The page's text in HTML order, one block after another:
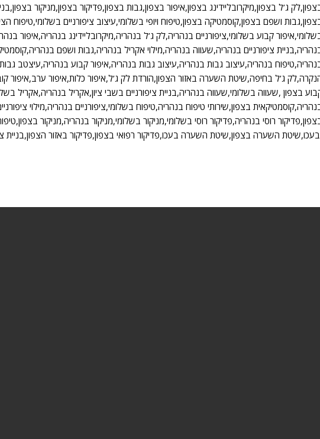
ג’ל בצפון,מיקרובליידינג בצפון,איפור בצפון,גבות בצפון,פדיקור בצפון,מניקור
ושפם בצפון,קוסמטיקה בצפון,טיפוח ויופי בשלומי,עיצוב ציפורניים בשלומי,טיפוח
קבוע בשלומי,ציפורניים בנהריה,לק ג’ל בנהריה,מיקרובליידינג בנהריה,איפור
ציפורניים בנהריה,שעווה בנהריה,מילוי אקריל בנהריה,גבות ושפם
בנהריה,עיצוב גבות בנהריה,עיצוב גבות בנהריה,איפור קבוע בנהריה,עיצטב
ג’ל בחיפה,שיטת השערה באזור הצפון,הורדת לק ג’ל,איפור כלות,איפור ערב,איפור
בצפון ,שעווה בשלומי,שעווה בנהריה,בניית ציפורניים בשבי ציון,אקריל בנהריה,אקריל
בצפון,שירותי טיפוח בנהריה,טיפוח בשלומי,ציפורניים בנהריה,מילוי
רוסי בנהריה,פדיקור רוסי בשלומי,מניקור בשלומי,מניקור בנהריה,מניקור